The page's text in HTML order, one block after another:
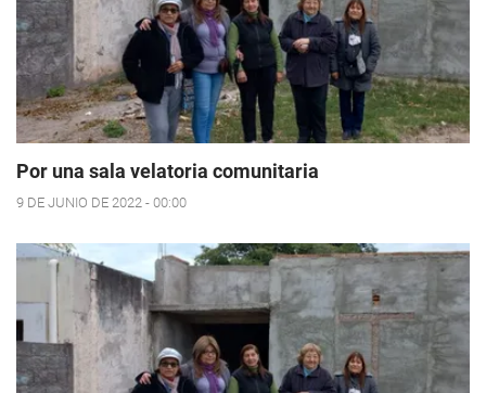
Por una sala velatoria comunitaria
9 DE JUNIO DE 2022 - 00:00